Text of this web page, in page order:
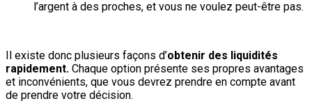
l’argent à des proches, et vous ne voulez peut-être pas.
Il existe donc plusieurs façons d’obtenir des liquidités
rapidement. Chaque option présente ses propres avantages
et inconvénients, que vous devrez prendre en compte avant
de prendre votre décision.